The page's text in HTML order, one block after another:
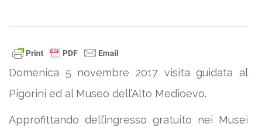
Domenica 5 novembre 2017 visita guidata al
Pigorini ed al Museo dell’Alto Medioevo.
Approfittando dell’ingresso gratuito nei Musei